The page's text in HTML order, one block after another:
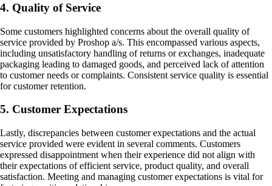
4. Quality of Service
Some customers highlighted concerns about the overall quality of
service provided by Proshop a/s. This encompassed various aspects,
including unsatisfactory handling of returns or exchanges, inadequate
packaging leading to damaged goods, and perceived lack of attention
to customer needs or complaints. Consistent service quality is essential
for customer retention.
5. Customer Expectations
Lastly, discrepancies between customer expectations and the actual
service provided were evident in several comments. Customers
expressed disappointment when their experience did not align with
their expectations of efficient service, product quality, and overall
satisfaction. Meeting and managing customer expectations is vital for